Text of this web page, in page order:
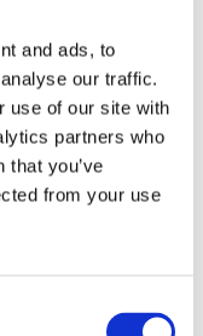
and ads, to
our traffic.
use of our site with
partners who
that you’ve
from your use
bereitgestellt
und
und diese Daten
durch
bereitgestellt
Vertrag gemäß